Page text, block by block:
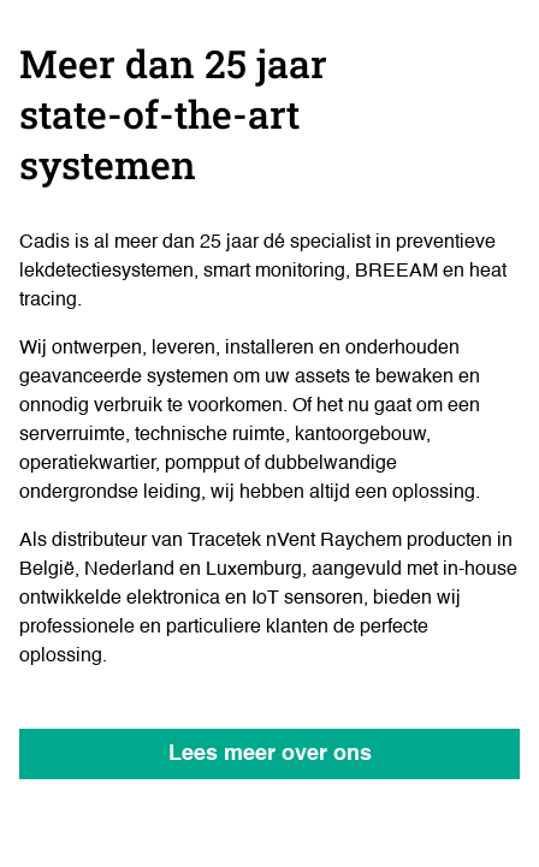
Meer dan 25 jaar
state-of-the-art
systemen
Cadis is al meer dan 25 jaar dé specialist in preventieve
lekdetectiesystemen, smart monitoring, BREEAM en heat
tracing.
Wij ontwerpen, leveren, installeren en onderhouden
geavanceerde systemen om uw assets te bewaken en
onnodig verbruik te voorkomen. Of het nu gaat om een
serverruimte, technische ruimte, kantoorgebouw,
operatiekwartier, pompput of dubbelwandige
ondergrondse leiding, wij hebben altijd een oplossing.
Als distributeur van Tracetek nVent Raychem producten in
België, Nederland en Luxemburg, aangevuld met in-house
ontwikkelde elektronica en IoT sensoren, bieden wij
professionele en particuliere klanten de perfecte
oplossing.
Lees meer over ons